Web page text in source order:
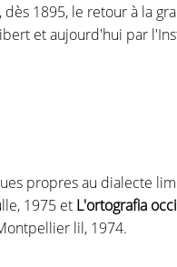
dès 1895, le retour à la
et aujourd'hui par
propres au dialecte
1975 et L'ortografia
lil, 1974.